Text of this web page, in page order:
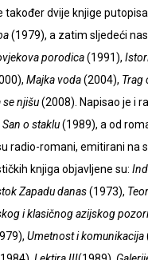
također dvije knjige putopisa
(1979), a zatim sljedeći
porodica(1991),
Majka voda(2004), Trag
se njišu(2008). Napisao je i
San o staklu(1989), a od
radio-romani, emitirani na
knjiga objavljene su:
Zapadu danas(1973),
i klasičnog azijskog
Umetnost i komunikacija